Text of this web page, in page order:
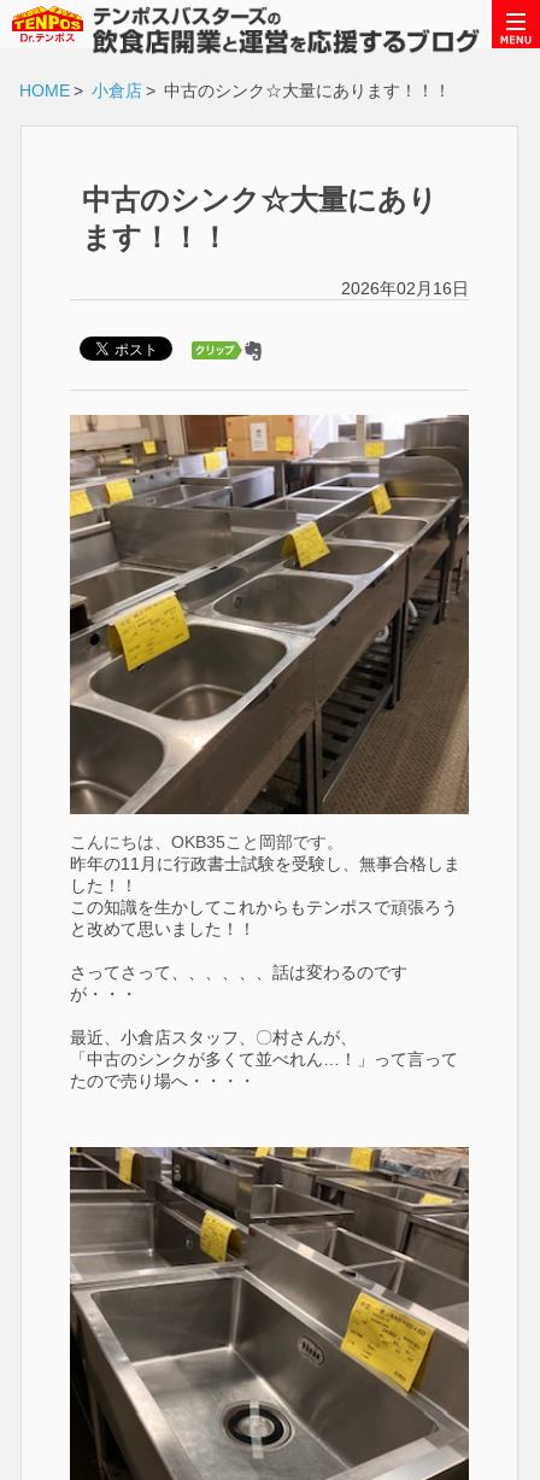
HOME> 小倉店> 中古のシンク☆大量にあります！！！
中古のシンク☆大量にあり
ます！！！
2026年02月16日
こんにちは、OKB35こと岡部です。
昨年の11月に行政書士試験を受験し、無事合格しま
した！！
この知識を生かしてこれからもテンポスで頑張ろう
と改めて思いました！！
さってさって、、、、、、話は変わるのです
が・・・
最近、小倉店スタッフ、〇村さんが、
「中古のシンクが多くて並べれん…！」って言って
たので売り場へ・・・・